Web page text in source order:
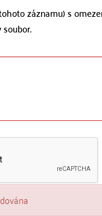
záznamu) s